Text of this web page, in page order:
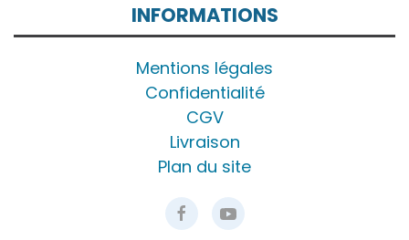
INFORMATIONS
Mentions légales
Confidentialité
CGV
Livraison
Plan du site